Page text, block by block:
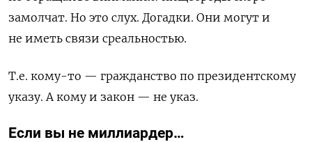
замолчат. Но это слух. Догадки. Они могут и
не иметь связи среальностью.
Т.е. кому-то — гражданство по президентскому
указу. А кому и закон — не указ.
Если вы не миллиардер…